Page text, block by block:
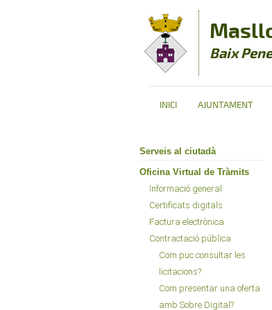
Baix
INICI AJUNTAMENT
Serveis al ciutadà
Oficina Virtual de Tràmits
Informació general
Certificats digitals
Factura electrònica
Contractació pública
Com puc consultar les
licitacions?
Com presentar una oferta
amb Sobre Digital?